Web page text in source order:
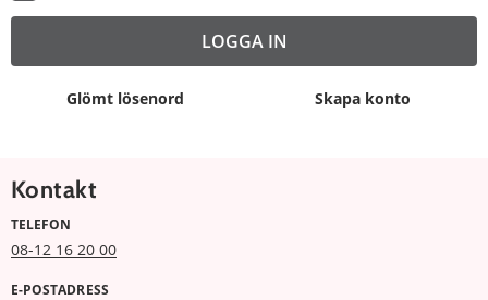
Glömt lösenord Skapa konto
Kontakt
TELEFON
08-12 16 20 00
E-POSTADRESS